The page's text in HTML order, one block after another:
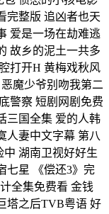
完整版 追凶者也天
爱是一场在劫难逃
故乡的泥土一共多
打开H 黄梅戏秋风
魔少爷别吻我第二
警察 短剧网剧免费
三国全集 爱的人韩
人妻中文字幕 第八
湖南卫视好好生
七星 《偿还3》完
全集免费看 金钱
塔之后TVB粤语 好